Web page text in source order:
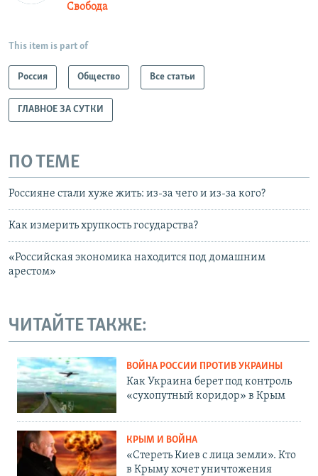
Свобода
This item is part of
Россия Общество Все статьи
ГЛАВНОЕ ЗА СУТКИ
ПО ТЕМЕ
Россияне стали хуже жить: из-за чего и из-за кого?
Как измерить хрупкость государства?
«Российская экономика находится под домашним
арестом»
ЧИТАЙТЕ ТАКЖЕ:
ВОЙНА РОССИИ ПРОТИВ УКРАИНЫ
Как Украина берет под контроль
«сухопутный коридор» в Крым
КРЫМ И ВОЙНА
«Стереть Киев с лица земли». Кто
в Крыму хочет уничтожения